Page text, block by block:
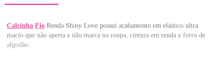
Calcinha Fio Renda Shiny Love possui acabamento em elástico ultra
macio que não aperta e não marca na roupa, cintura em renda e forro de
algodão.